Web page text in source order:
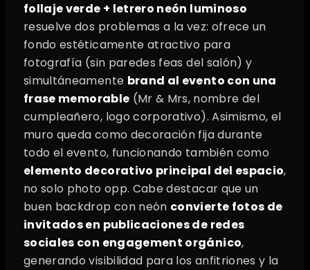
follaje verde + letrero neón luminoso
resuelve dos problemas a la vez: ofrece un
fondo estéticamente atractivo para
fotografía (sin paredes feas del salón) y
simultáneamente brand al evento con una
frase memorable (Mr & Mrs, nombre del
cumpleañero, logo corporativo). Asimismo, el
muro queda como decoración fija durante
todo el evento, funcionando también como
elemento decorativo principal del espacio,
no solo photo opp. Cabe destacar que un
buen backdrop con neón convierte fotos de
invitados en publicaciones de redes
sociales con engagement orgánico,
generando visibilidad para los anfitriones y la